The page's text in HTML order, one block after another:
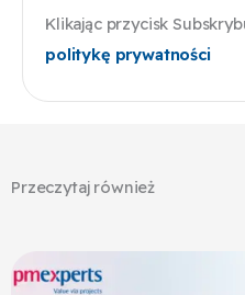
Klikając przycisk
politykę prywatności
Przeczytaj również